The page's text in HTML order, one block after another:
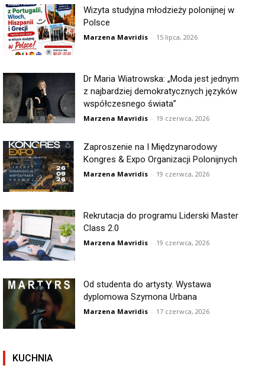
Wizyta studyjna młodzieży polonijnej w
Polsce
Marzena Mavridis - 15 lipca, 2026
Dr Maria Wiatrowska: „Moda jest jednym
z najbardziej demokratycznych języków
współczesnego świata”
Marzena Mavridis - 19 czerwca, 2026
Zaproszenie na I Międzynarodowy
Kongres & Expo Organizacji Polonijnych
Marzena Mavridis - 19 czerwca, 2026
Rekrutacja do programu Liderski Master
Class 2.0
Marzena Mavridis - 19 czerwca, 2026
Od studenta do artysty. Wystawa
dyplomowa Szymona Urbana
Marzena Mavridis - 17 czerwca, 2026
KUCHNIA